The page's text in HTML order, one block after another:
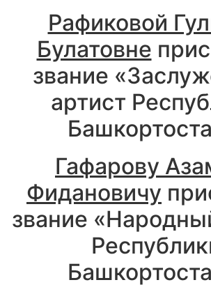
Рафиковой
Булатовне
звание
артист
Гафарову
Фидановичу
звание